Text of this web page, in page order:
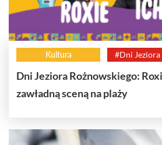
Kultura #Dni Jeziora
Dni Jeziora Rożnowskiego:
zawładną sceną na plaży